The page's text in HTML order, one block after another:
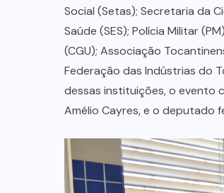
Social (Setas); Secretaria da
Saúde (SES); Polícia Militar
(CGU); Associação
Federação das Indústrias do
dessas instituições, o evento
Amélio Cayres, e o deputado